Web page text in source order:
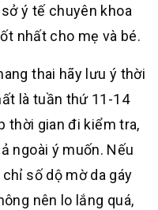
ý tế chuyên khoa
nhất cho mẹ và bé.
thai hãy lưu ý thời
là tuần thứ 11-14
thời gian đi kiểm tra,
ngoài ý muốn. Nếu
số dộ mờ da gáy
nên lo lắng quá,